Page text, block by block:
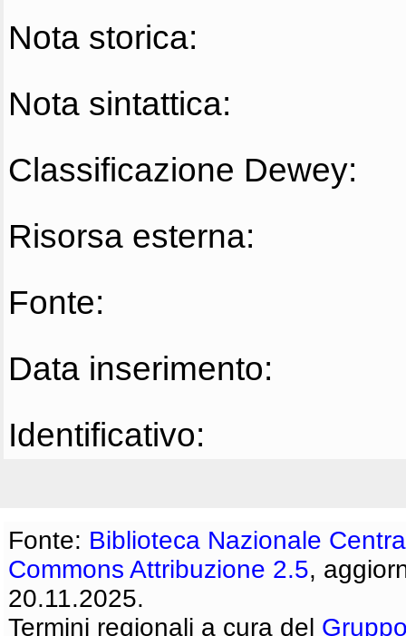
Nota storica:
Nota sintattica:
Classificazione Dewey:
Risorsa esterna:
Fonte:
Data inserimento:
Identificativo:
Fonte: Biblioteca Nazionale
Commons Attribuzione 2.5,
20.11.2025.
Termini regionali a cura del